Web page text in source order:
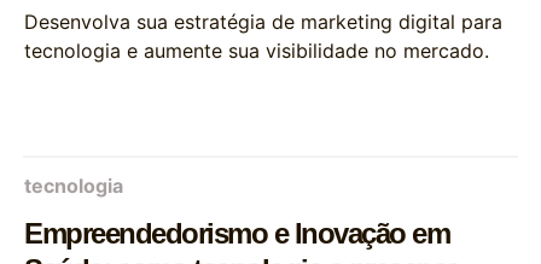
Desenvolva sua estratégia de marketing digital para
tecnologia e aumente sua visibilidade no mercado.
tecnologia
Empreendedorismo e Inovação em